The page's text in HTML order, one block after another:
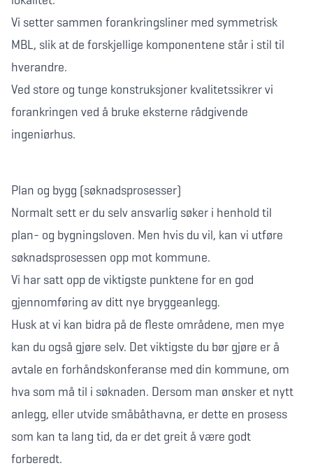
Vi setter sammen forankringsliner med symmetrisk
MBL, slik at de forskjellige komponentene står i stil til
hverandre.
Ved store og tunge konstruksjoner kvalitetssikrer vi
forankringen ved å bruke eksterne rådgivende
ingeniørhus.
Plan og bygg (søknadsprosesser)
Normalt sett er du selv ansvarlig søker i henhold til
plan- og bygningsloven. Men hvis du vil, kan vi utføre
søknadsprosessen opp mot kommune.
Vi har satt opp de viktigste punktene for en god
gjennomføring av ditt nye bryggeanlegg.
Husk at vi kan bidra på de fleste områdene, men mye
kan du også gjøre selv. Det viktigste du bør gjøre er å
avtale en forhåndskonferanse med din kommune, om
hva som må til i søknaden. Dersom man ønsker et nytt
anlegg, eller utvide småbåthavna, er dette en prosess
som kan ta lang tid, da er det greit å være godt
forberedt.